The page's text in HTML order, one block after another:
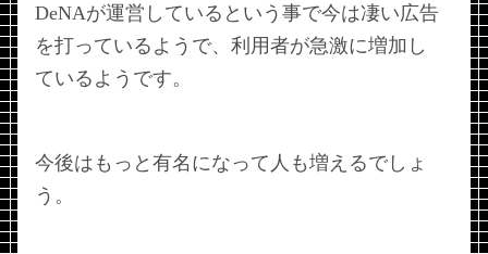
DeNAが運営しているという事で今は凄い広告
を打っているようで、利用者が急激に増加し
ているようです。
今後はもっと有名になって人も増えるでしょ
う。